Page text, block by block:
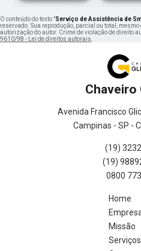
O conteúdo do texto "Serviço de Assistência de
reservado. Sua reprodução, parcial ou total,
autorização do autor. Crime de violação de direito
9610/98 - Lei de direitos autorais
Chaveiro
Avenida Francisco
Campinas - SP -
(19)
(19)
0800
Home
Missão
Serviços